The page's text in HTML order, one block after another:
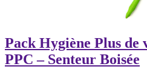
Pack Hygiène Plus de
PPC – Senteur Boisée